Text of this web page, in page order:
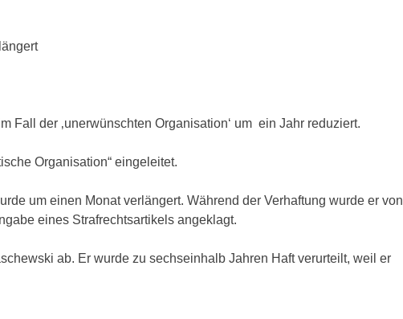
Fall der ‚unerwünschten Organisation‘ um ein Jahr reduziert.
Organisation“ eingeleitet.
um einen Monat verlängert. Während der Verhaftung wurde er von
eines Strafrechtsartikels angeklagt.
ab. Er wurde zu sechseinhalb Jahren Haft verurteilt, weil er